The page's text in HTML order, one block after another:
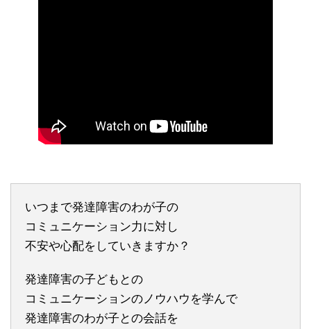
いつまで発達障害のわが子の
コミュニケーション力に対し
不安や心配をしていきますか？
発達障害の子どもとの
コミュニケーションのノウハウを学んで
発達障害のわが子との会話を